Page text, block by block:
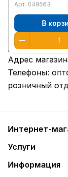
Арт. 049563
В
Адрес
Телефоны:
розничный
Интернет-
Услуги
Информация